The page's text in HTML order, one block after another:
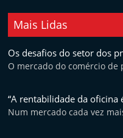
r
e
t
u
t
Mais Lidas
Os desafios do setor dos
O mercado do comércio de
“A rentabilidade da oficina
Num mercado cada vez